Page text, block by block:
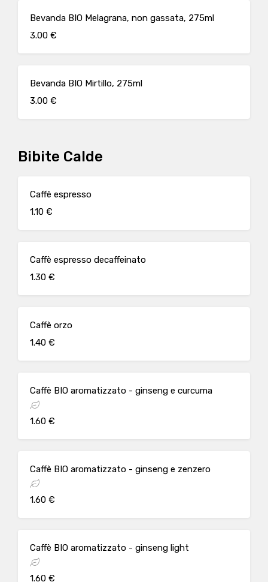
Bevanda BIO Melagrana, non gassata, 275ml
3.00 €
Bevanda BIO Mirtillo, 275ml
3.00 €
Bibite Calde
Caffè espresso
1.10 €
Caffè espresso decaffeinato
1.30 €
Caffè orzo
1.40 €
Caffè BIO aromatizzato - ginseng e curcuma
1.60 €
Caffè BIO aromatizzato - ginseng e zenzero
1.60 €
Caffè BIO aromatizzato - ginseng light
1.60 €